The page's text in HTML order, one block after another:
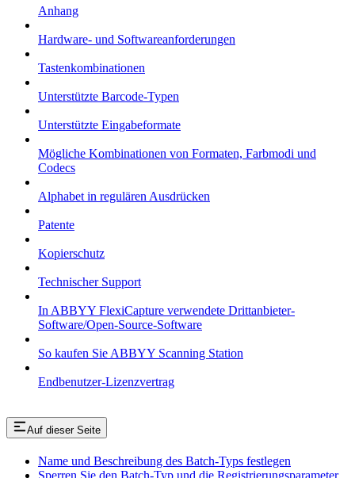
Anhang
Hardware- und Softwareanforderungen
Tastenkombinationen
Unterstützte Barcode-Typen
Unterstützte Eingabeformate
Mögliche Kombinationen von Formaten, Farbmodi und
Codecs
Alphabet in regulären Ausdrücken
Patente
Kopierschutz
Technischer Support
In ABBYY FlexiCapture verwendete Drittanbieter-
Software/Open-Source-Software
So kaufen Sie ABBYY Scanning Station
Endbenutzer-Lizenzvertrag
Auf dieser Seite
Name und Beschreibung des Batch-Typs festlegen